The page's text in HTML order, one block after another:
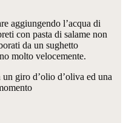
aggiungendo l’acqua di
con pasta di salame non
da un sughetto
molto velocemente.
giro d’olio d’oliva ed una